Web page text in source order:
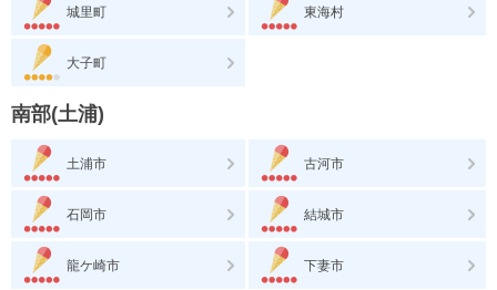
城里町 東海村
大子町
南部(土浦)
土浦市 古河市
石岡市 結城市
龍ケ崎市 下妻市